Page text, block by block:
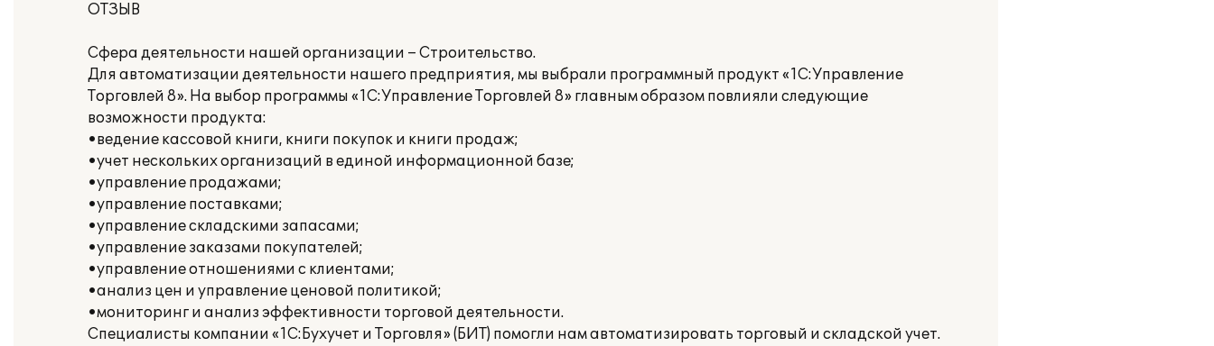
ОТЗЫВ
Сфера деятельности нашей организации – Строительство.
Для автоматизации деятельности нашего предприятия, мы выбрали программный продукт «1С:Управление
Торговлей 8». На выбор программы «1С:Управление Торговлей 8» главным образом повлияли следующие
возможности продукта:
•ведение кассовой книги, книги покупок и книги продаж;
•учет нескольких организаций в единой информационной базе;
•управление продажами;
•управление поставками;
•управление складскими запасами;
•управление заказами покупателей;
•управление отношениями с клиентами;
•анализ цен и управление ценовой политикой;
•мониторинг и анализ эффективности торговой деятельности.
Специалисты компании «1С:Бухучет и Торговля» (БИТ) помогли нам автоматизировать торговый и складской учет.